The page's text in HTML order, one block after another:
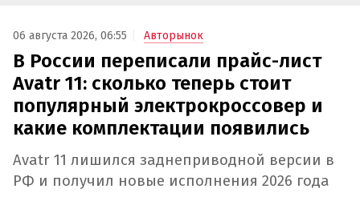
06 августа 2026, 06:55 Авторынок
В России переписали прайс-лист
Avatr 11: сколько теперь стоит
популярный электрокроссовер и
какие комплектации появились
Avatr 11 лишился заднеприводной версии в
РФ и получил новые исполнения 2026 года